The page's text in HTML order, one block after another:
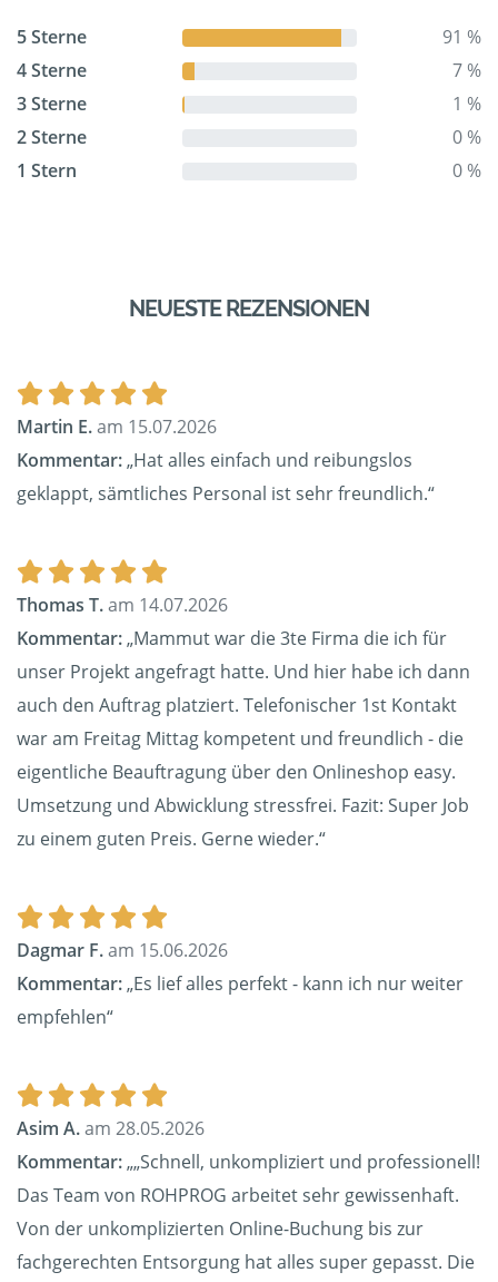
5 Sterne
91 %
4 Sterne
7 %
3 Sterne
1 %
2 Sterne
0 %
1 Stern
0 %
NEUESTE REZENSIONEN
Martin E.am 15.07.2026
Kommentar:„Hat alles einfach und reibungslos
geklappt, sämtliches Personal ist sehr freundlich.“
Thomas T.am 14.07.2026
Kommentar:„Mammut war die 3te Firma die ich für
unser Projekt angefragt hatte. Und hier habe ich dann
auch den Auftrag platziert. Telefonischer 1st Kontakt
war am Freitag Mittag kompetent und freundlich - die
eigentliche Beauftragung über den Onlineshop easy.
Umsetzung und Abwicklung stressfrei. Fazit: Super Job
zu einem guten Preis. Gerne wieder.“
Dagmar F.am 15.06.2026
Kommentar:„Es lief alles perfekt - kann ich nur weiter
empfehlen“
Asim A.am 28.05.2026
Kommentar:„„Schnell, unkompliziert und professionell!
Das Team von ROHPROG arbeitet sehr gewissenhaft.
Von der unkomplizierten Online-Buchung bis zur
fachgerechten Entsorgung hat alles super gepasst. Die